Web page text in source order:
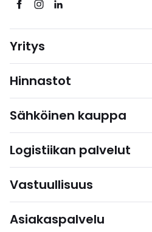
Yritys
Hinnastot
Sähköinen kauppa
Logistiikan palvelut
Vastuullisuus
Asiakaspalvelu